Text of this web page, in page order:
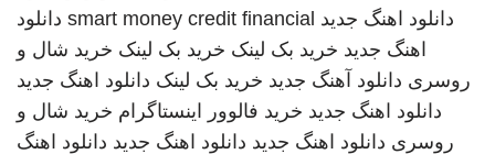
دانلود اهنگ جدید smart money credit financial دانلود
اهنگ جدید خرید بک لینک خرید بک لینک خرید شال و
روسری دانلود آهنگ جدید خرید بک لینک دانلود اهنگ جدید
دانلود اهنگ جدید خرید فالوور اینستاگرام خرید شال و
روسری دانلود اهنگ جدید دانلود اهنگ جدید دانلود اهنگ